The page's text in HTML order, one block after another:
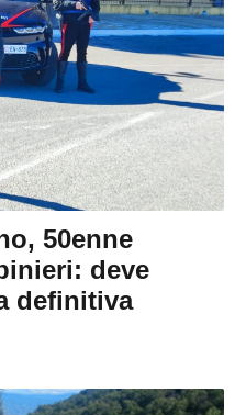
50enne
deve
definitiva